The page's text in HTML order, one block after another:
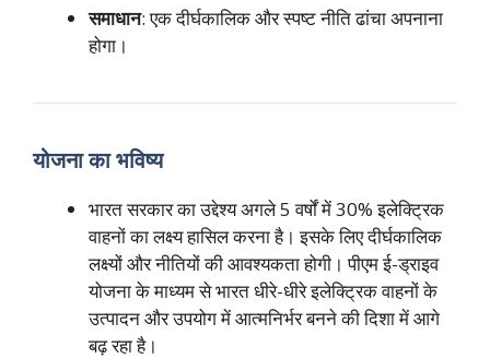
समाधान: एक दीर्घकालिक और स्पष्ट नीति ढांचा अपनाना
होगा।
योजना का भविष्य
भारत सरकार का उद्देश्य अगले 5 वर्षों में 30% इलेक्ट्रिक
वाहनों का लक्ष्य हासिल करना है। इसके लिए दीर्घकालिक
लक्ष्यों और नीतियों की आवश्यकता होगी। पीएम ई-ड्राइव
योजना के माध्यम से भारत धीरे-धीरे इलेक्ट्रिक वाहनों के
उत्पादन और उपयोग में आत्मनिर्भर बनने की दिशा में आगे
बढ़ रहा है।